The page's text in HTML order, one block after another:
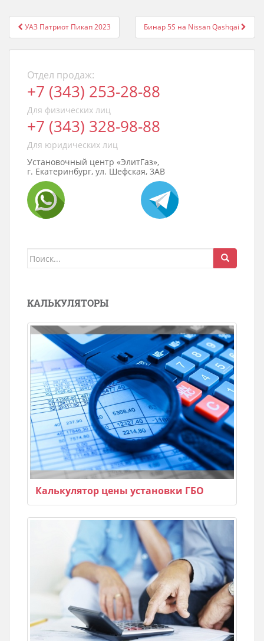
Post
navigation
УАЗ Патриот Пикап 2023 Бинар 5S на Nissan Qashqai
Отдел продаж:
+7 (343) 253-28-88
Для физических лиц
+7 (343) 328-98-88
Для юридических лиц
Установочный центр «ЭлитГаз»,
г. Екатеринбург, ул. Шефская, 3АВ
Поиск
КАЛЬКУЛЯТОРЫ
Калькулятор цены установки ГБО